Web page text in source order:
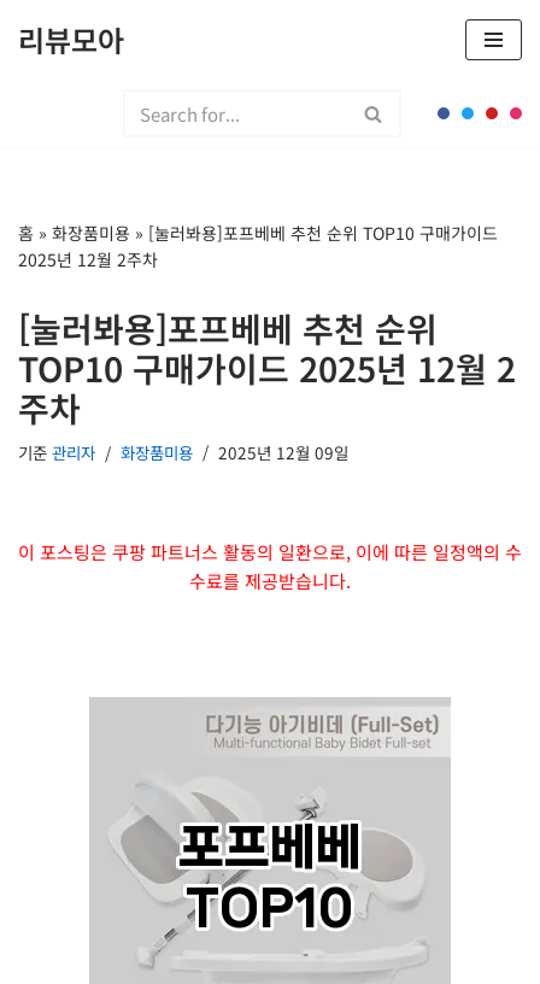
뛰
기
리뷰모아
홈 » 화장품미용 » [눌러봐용]포프베베 추천 순위 TOP10 구매가이드
2025년 12월 2주차
[눌러봐용]포프베베 추천 순위
TOP10 구매가이드 2025년 12월 2
주차
기준 관리자 화장품미용 2025년 12월 09일
이 포스팅은 쿠팡 파트너스 활동의 일환으로, 이에 따른 일정액의 수
수료를 제공받습니다.